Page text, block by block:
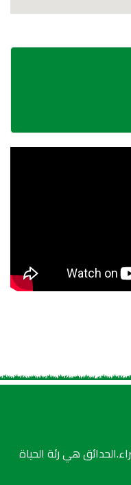
هي رئة الحياة